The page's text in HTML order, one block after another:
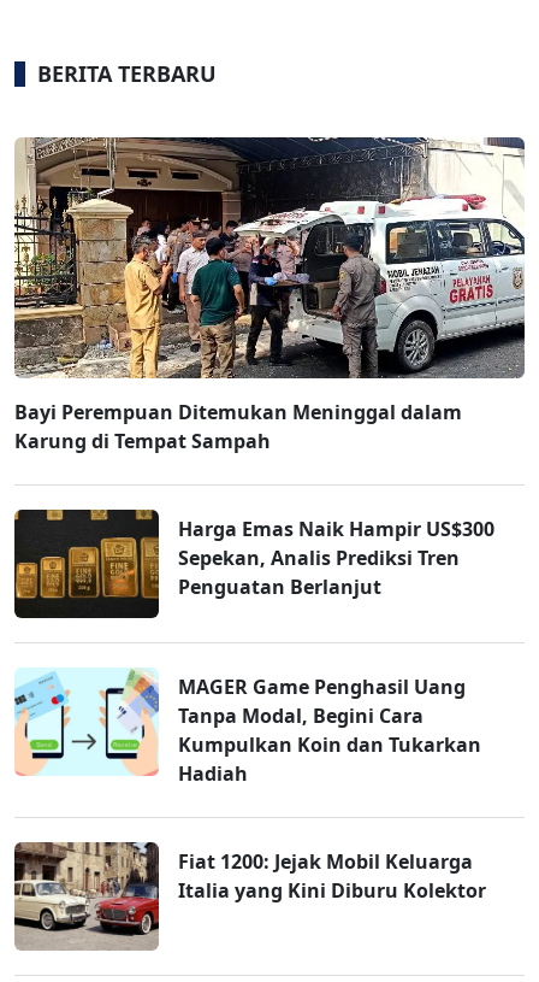
BERITA TERBARU
Bayi Perempuan Ditemukan Meninggal dalam
Karung di Tempat Sampah
Harga Emas Naik Hampir US$300
Sepekan, Analis Prediksi Tren
Penguatan Berlanjut
MAGER Game Penghasil Uang
Tanpa Modal, Begini Cara
Kumpulkan Koin dan Tukarkan
Hadiah
Fiat 1200: Jejak Mobil Keluarga
Italia yang Kini Diburu Kolektor